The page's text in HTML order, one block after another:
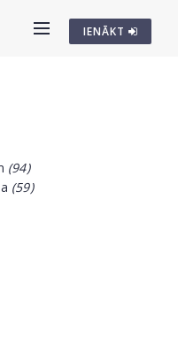
IENĀKT
(94)
(59)